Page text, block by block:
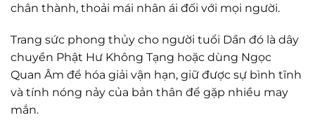
chân thành, thoải mái nhân ái đối với mọi người.
Trang sức phong thủy cho người tuổi Dần đó là dây
chuyền Phật Hư Không Tạng hoặc dùng Ngọc
Quan Âm để hóa giải vận hạn, giữ được sự bình tĩnh
và tính nóng nảy của bản thân để gặp nhiều may
mắn.